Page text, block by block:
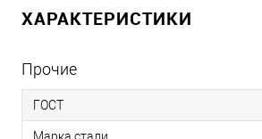
ХАРАКТЕРИСТИКИ
Прочие
ГОСТ
Марка стали